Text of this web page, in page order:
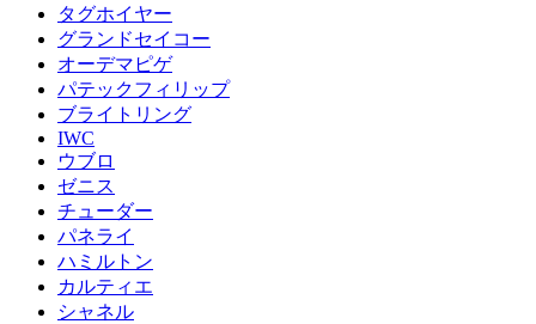
タグホイヤー
グランドセイコー
オーデマピゲ
パテックフィリップ
ブライトリング
IWC
ウブロ
ゼニス
チューダー
パネライ
ハミルトン
カルティエ
シャネル